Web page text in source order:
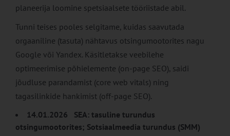
planeerija loomine spetsiaalsete tööriistade abil.
Tunni teises pooles selgitame, kuidas saavutada
orgaaniline (tasuta) nähtavus otsingumootorites nagu
Google või Yandex. Käsitletakse veebilehe
optimeerimise põhielemente (on-page SEO), saidi
jõudluse parandamist (core web vitals) ning
tagasilinkide hankimist (off-page SEO).
14.01.2026 SEA: tasuline turundus
otsingumootorites; Sotsiaalmeedia turundus (SMM)